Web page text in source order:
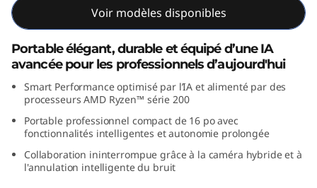
D
Voir modèles disponibles
Portable élégant, durable et équipé d’une IA
avancée pour les professionnels d’aujourd'hui
Smart Performance optimisé par l’IA et alimenté par des
processeurs AMD Ryzen™ série 200
Portable professionnel compact de 16 po avec
fonctionnalités intelligentes et autonomie prolongée
Collaboration ininterrompue grâce à la caméra hybride et à
l'annulation intelligente du bruit